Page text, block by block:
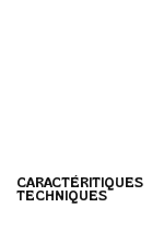
CARACTÉRITIQUES
TECHNIQUES